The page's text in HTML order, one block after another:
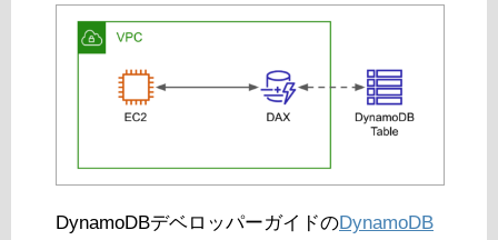
DynamoDBデベロッパーガイドのDynamoDB